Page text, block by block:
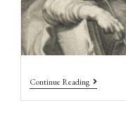
Continue Reading